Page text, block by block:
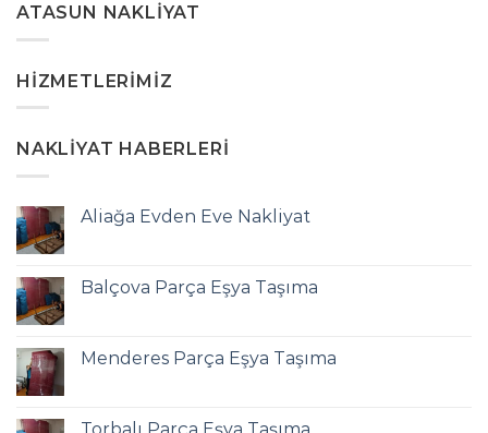
ATASUN NAKLIYAT
HIZMETLERIMIZ
NAKLIYAT HABERLERI
Aliağa Evden Eve Nakliyat
Balçova Parça Eşya Taşıma
Menderes Parça Eşya Taşıma
Torbalı Parça Eşya Taşıma